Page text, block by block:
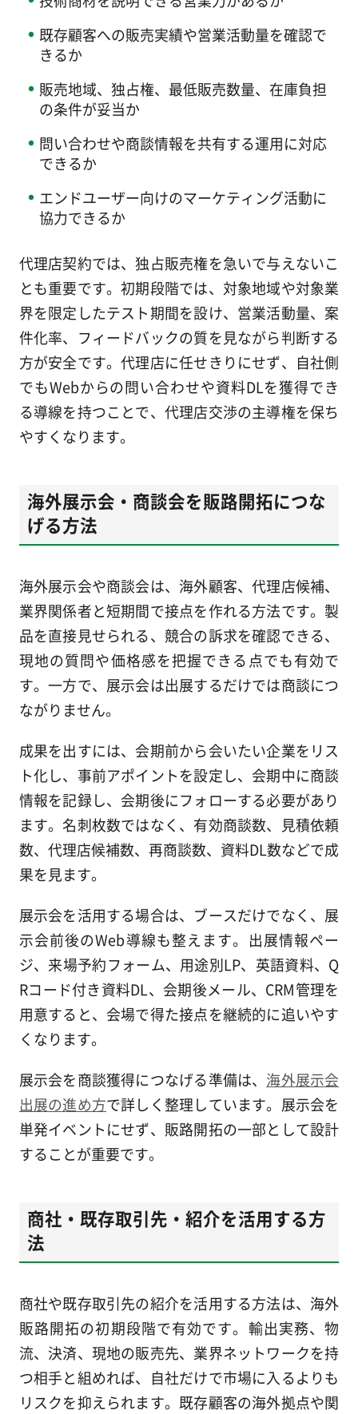
既存顧客への販売実績や営業活動量を確認で
きるか
販売地域、独占権、最低販売数量、在庫負担
の条件が妥当か
問い合わせや商談情報を共有する運用に対応
できるか
エンドユーザー向けのマーケティング活動に
協力できるか
代理店契約では、独占販売権を急いで与えないこ
とも重要です。初期段階では、対象地域や対象業
界を限定したテスト期間を設け、営業活動量、案
件化率、フィードバックの質を見ながら判断する
方が安全です。代理店に任せきりにせず、自社側
でもWebからの問い合わせや資料DLを獲得でき
る導線を持つことで、代理店交渉の主導権を保ち
やすくなります。
海外展示会・商談会を販路開拓につな
げる方法
海外展示会や商談会は、海外顧客、代理店候補、
業界関係者と短期間で接点を作れる方法です。製
品を直接見せられる、競合の訴求を確認できる、
現地の質問や価格感を把握できる点でも有効で
す。一方で、展示会は出展するだけでは商談につ
ながりません。
成果を出すには、会期前から会いたい企業をリス
ト化し、事前アポイントを設定し、会期中に商談
情報を記録し、会期後にフォローする必要があり
ます。名刺枚数ではなく、有効商談数、見積依頼
数、代理店候補数、再商談数、資料DL数などで成
果を見ます。
展示会を活用する場合は、ブースだけでなく、展
示会前後のWeb導線も整えます。出展情報ペー
ジ、来場予約フォーム、用途別LP、英語資料、Q
Rコード付き資料DL、会期後メール、CRM管理を
用意すると、会場で得た接点を継続的に追いやす
くなります。
展示会を商談獲得につなげる準備は、 海外展示会
出展の進め方で詳しく整理しています。展示会を
単発イベントにせず、販路開拓の一部として設計
することが重要です。
商社・既存取引先・紹介を活用する方
法
商社や既存取引先の紹介を活用する方法は、海外
販路開拓の初期段階で有効です。輸出実務、物
流、決済、現地の販売先、業界ネットワークを持
つ相手と組めれば、自社だけで市場に入るよりも
リスクを抑えられます。既存顧客の海外拠点や関